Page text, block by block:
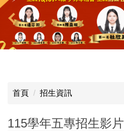
容
區
首頁 招生資訊
115學年五專招生影片